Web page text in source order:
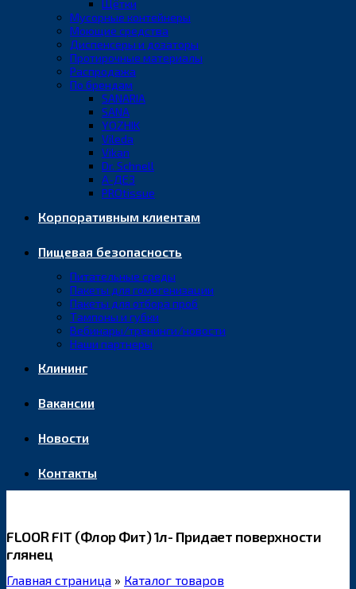
Щётки
Мусорные контейнеры
Моющие средства
Диспенсеры и дозаторы
Протирочные материалы
Распродажа
По брендам
SANARIA
SANA
YOZHIK
Vileda
Vikan
Dr. Schnell
А-ДЕЗ
PROtissue
Корпоративным клиентам
Пищевая безопасность
Питательные среды
Пакеты для гомогенизации
Пакеты для отбора проб
Тампоны и губки
Вебинары/тренинги/новости
Наши партнеры
Клининг
Вакансии
Новости
Контакты
FLOOR FIT (Флор Фит) 1л- Придает поверхности
глянец
Главная страница » Каталог товаров